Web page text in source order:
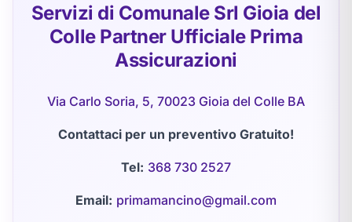
Servizi di Comunale Srl Gioia del
Colle Partner Ufficiale Prima
Assicurazioni
Via Carlo Soria, 5, 70023 Gioia del Colle BA
Contattaci per un preventivo Gratuito!
Tel: 368 730 2527
Email: primamancino@gmail.com